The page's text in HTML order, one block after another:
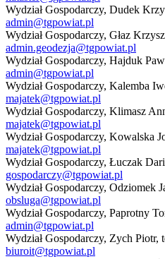
Wydział Gospodarczy, Dudek
admin@tgpowiat.pl
Wydział Gospodarczy, Głaz
admin.geodezja@tgpowiat.pl
Wydział Gospodarczy, Hajduk
admin@tgpowiat.pl
Wydział Gospodarczy, Kalemba
majatek@tgpowiat.pl
Wydział Gospodarczy, Klimasz
majatek@tgpowiat.pl
Wydział Gospodarczy, Kowalska
majatek@tgpowiat.pl
Wydział Gospodarczy, Łuczak
gospodarczy@tgpowiat.pl
Wydział Gospodarczy, Odziomek
obsluga@tgpowiat.pl
Wydział Gospodarczy, Paprotny
admin@tgpowiat.pl
Wydział Gospodarczy, Zych Piotr,
biuroit@tgpowiat.pl